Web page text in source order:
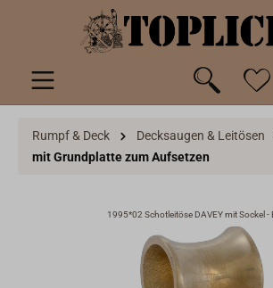
springen
Rumpf & Deck
Decksaugen & Leitösen
mit Grundplatte zum Aufsetzen
1995*02 Schotleitöse DAVEY mit Sockel -